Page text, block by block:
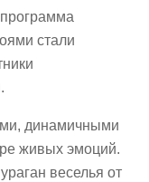
стали
динамичными
живых эмоций.
веселья от